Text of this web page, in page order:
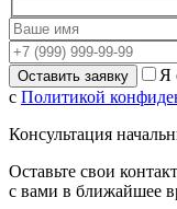
Я
с Политикой
Консультация
Оставьте свои
с вами в ближайшее